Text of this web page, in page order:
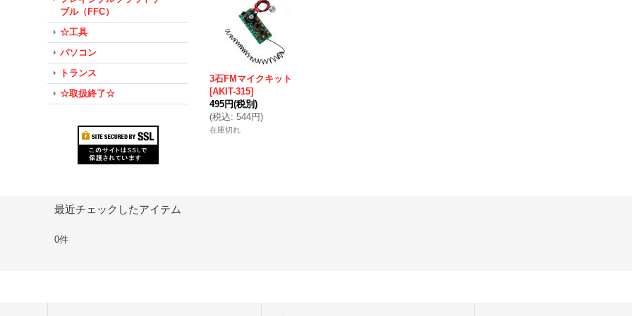
ブル（FFC）
☆工具
パソコン
トランス
☆取扱終了☆
3石FMマイクキット
[AKIT-315]
495円(税別)
(税込: 544円)
在庫切れ
最近チェックしたアイテム
0件